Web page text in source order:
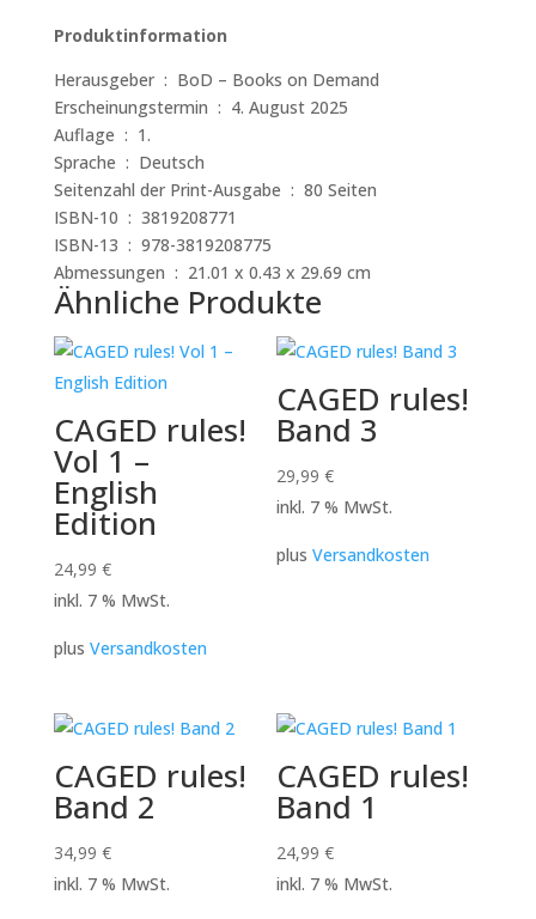
Produktinformation
Herausgeber ‏ : ‎ BoD – Books on Demand
Erscheinungstermin ‏ : ‎ 4. August 2025
Auflage ‏ : ‎ 1.
Sprache ‏ : ‎ Deutsch
Seitenzahl der Print-Ausgabe ‏ : ‎ 80 Seiten
ISBN-10 ‏ : ‎ 3819208771
ISBN-13 ‏ : ‎ 978-3819208775
Abmessungen ‏ : ‎ 21.01 x 0.43 x 29.69 cm
Ähnliche Produkte
CAGED rules!
Vol 1 –
English
Edition
24,99 €
inkl. 7 % MwSt.
plus Versandkosten
CAGED rules!
Band 3
29,99€
inkl. 7 % MwSt.
plusVersandkosten
CAGED rules!
Band 2
34,99 €
inkl. 7 % MwSt.
CAGED rules!
Band 1
24,99€
inkl. 7 % MwSt.